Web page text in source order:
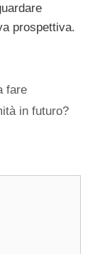
prospettiva.
fare
in futuro?